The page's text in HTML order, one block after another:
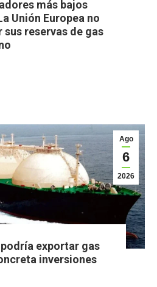
más bajos
Unión Europea no
sus reservas de gas
Ago
6
2026
exportar gas
inversiones